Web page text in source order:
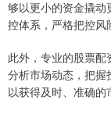
够以更小的资金撬
控体系，严格把控风
此外，专业的股票
分析市场动态，把
以获得及时、准确的